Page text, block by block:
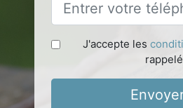
J'accepte les
rappelé